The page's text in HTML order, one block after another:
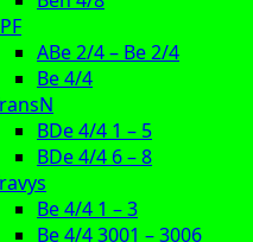
ABe 2/4 – Be 2/4
Be 4/4
BDe 4/4 1 – 5
BDe 4/4 6 – 8
Be 4/4 1 – 3
Be 4/4 3001 – 3006